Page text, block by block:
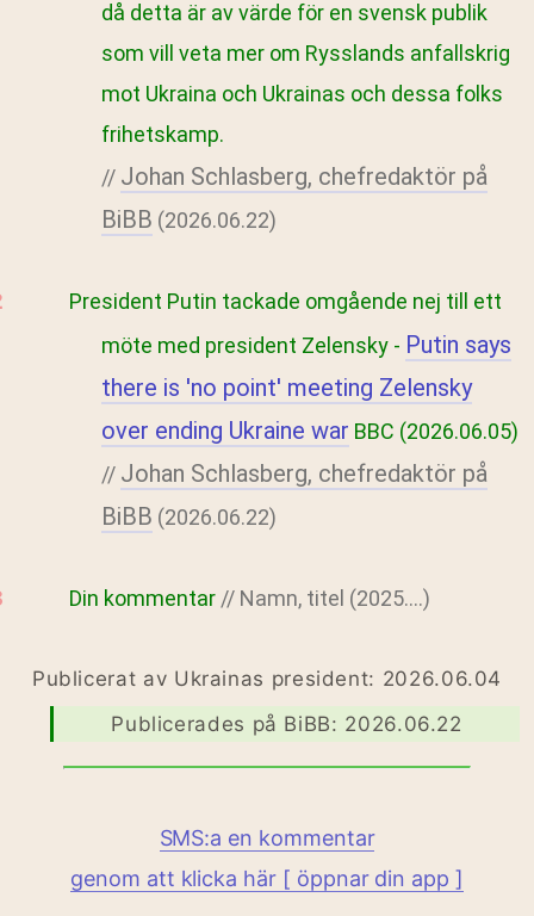
då detta är av värde för en svensk publik
som vill veta mer om Rysslands anfallskrig
mot Ukraina och Ukrainas och dessa folks
frihetskamp.
// Johan Schlasberg, chefredaktör på
BiBB (2026.06.22)
President Putin tackade omgående nej till ett
möte med president Zelensky - Putin says
there is 'no point' meeting Zelensky
over ending Ukraine war BBC (2026.06.05)
// Johan Schlasberg, chefredaktör på
BiBB (2026.06.22)
Din kommentar // Namn, titel (2025....)
Publicerat av Ukrainas president: 2026.06.04
Publicerades på BiBB: 2026.06.22
SMS:a en kommentar
genom att klicka här [ öppnar din app ]